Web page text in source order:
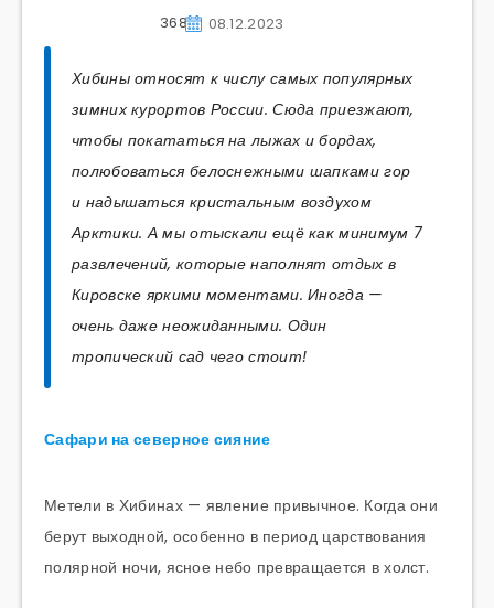
08.12.2023
368
Хибины относят к числу самых популярных
зимних курортов России. Сюда приезжают,
чтобы покататься на лыжах и бордах,
полюбоваться белоснежными шапками гор
и надышаться кристальным воздухом
Арктики. А мы отыскали ещё как минимум 7
развлечений, которые наполнят отдых в
Кировске яркими моментами. Иногда —
очень даже неожиданными. Один
тропический сад чего стоит!
Сафари на северное сияние
Метели в Хибинах — явление привычное. Когда они
берут выходной, особенно в период царствования
полярной ночи, ясное небо превращается в холст.